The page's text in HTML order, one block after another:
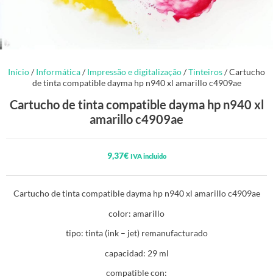
Início/ Informática/ Impressão e digitalização/Tinteiros/ Cartucho
de tinta compatible dayma hp n940 xl amarillo c4909ae
Cartucho de tinta compatible dayma hp n940 xl
amarillo c4909ae
9,37€ IVA incluido
Cartucho de tinta compatible dayma hp n940 xl amarillo c4909ae
color: amarillo
tipo: tinta (ink – jet) remanufacturado
capacidad: 29 ml
compatible con: